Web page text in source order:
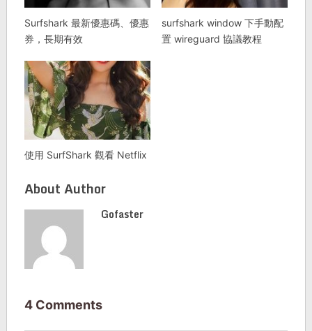
Surfshark 最新優惠碼、優惠
券，長期有效
surfshark window 下手動配
置 wireguard 協議教程
使用 SurfShark 觀看 Netflix
About Author
Gofaster
4 Comments